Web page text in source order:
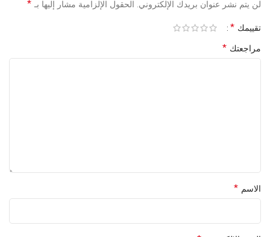
لن يتم نشر عنوان بريدك الإلكتروني. الحقول الإلزامية مشار إليها بـ *
تقييمك *
مراجعتك *
الاسم *